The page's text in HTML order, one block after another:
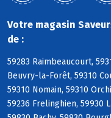
Votre magasin
de :
59283 Raimbeaucourt,
Beuvry-la-Forêt, 59310
59310 Nomain, 59310
59236 Frelinghien, 59930